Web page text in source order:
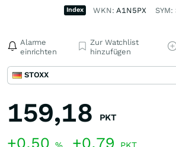
Index WKN:A1N5PX SYM:
Alarme
einrichten
Zur Watchlist
hinzufügen
STOXX
159,18 PKT
+0,50 +0,79